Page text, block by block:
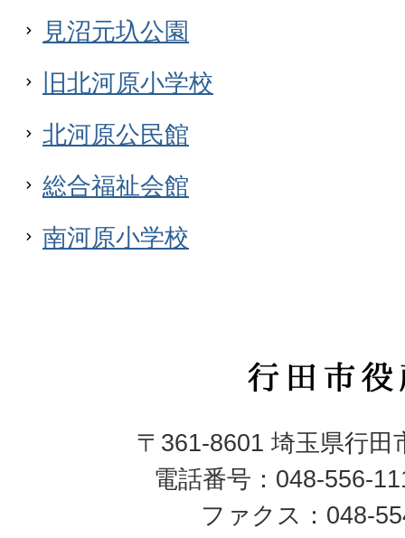
見沼元圦公園
旧北河原小学校
北河原公民館
総合福祉会館
南河原小学校
行
市
役
所
〒361-8601 埼玉県行田
電話番号：048-556-
ファクス：048-